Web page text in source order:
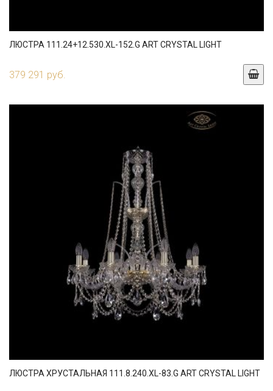
ЛЮСТРА 111.24+12.530.XL-152.G ART CRYSTAL LIGHT
379 291 руб.
ЛЮСТРА ХРУСТАЛЬНАЯ 111.8.240.XL-83.G ART CRYSTAL LIGHT